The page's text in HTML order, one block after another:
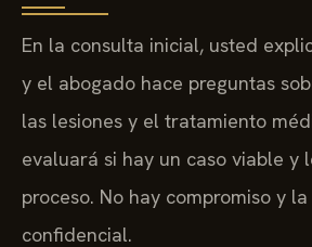
En la consulta inicial, usted
y el abogado hace preguntas
las lesiones y el tratamiento
evaluará si hay un caso viable y
proceso. No hay compromiso y
confidencial.